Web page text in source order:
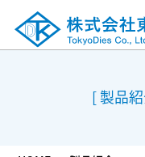
[ 製品